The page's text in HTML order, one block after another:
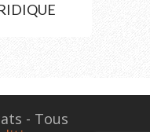
- Tous